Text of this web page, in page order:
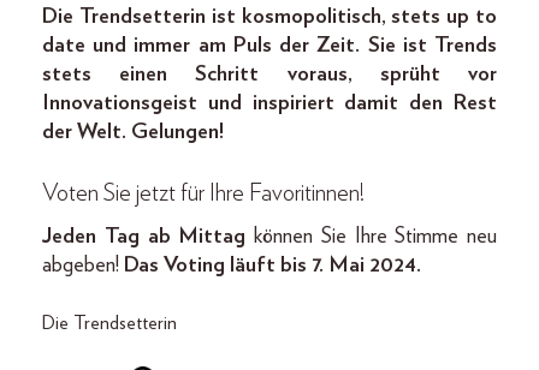
Die Trendsetterin ist kosmopolitisch, stets up to
date und immer am Puls der Zeit. Sie ist Trends
stets einen Schritt voraus, sprüht vor
Innovationsgeist und inspiriert damit den Rest
der Welt. Gelungen!
Voten Sie jetzt für Ihre Favoritinnen!
Jeden Tag ab Mittag können Sie Ihre Stimme neu
abgeben! Das Voting läuft bis 7. Mai 2024.
Die Trendsetterin